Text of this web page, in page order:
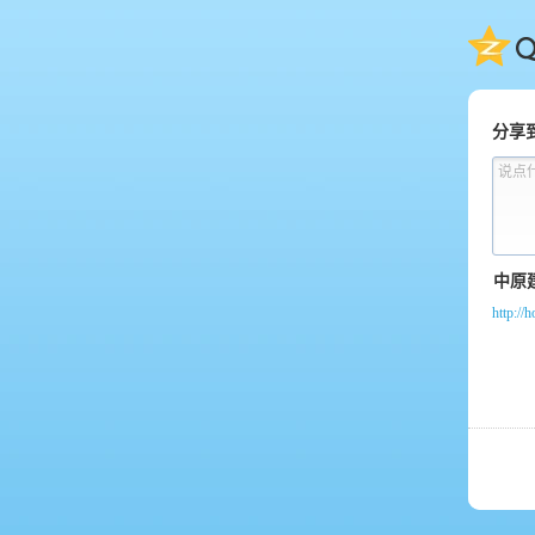
QQ
分享
说点
http://